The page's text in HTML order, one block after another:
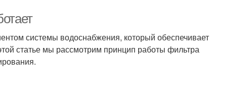
системы водоснабжения, который обеспечивает
статье мы рассмотрим принцип работы фильтра